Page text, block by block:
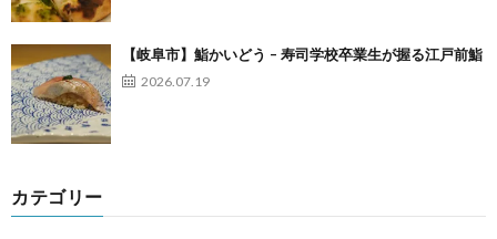
【岐阜市】鮨かいどう – 寿司学校卒業生が握る江戸前鮨
2026.07.19
カテゴリー